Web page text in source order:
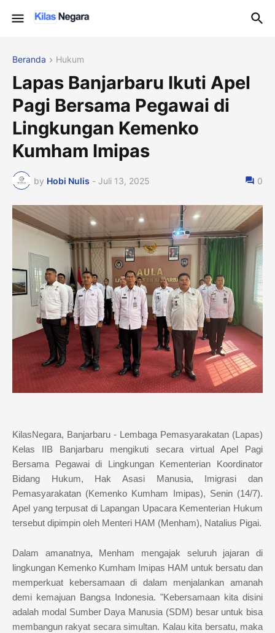
Beranda Hukum
Lapas Banjarbaru Ikuti Apel
Pagi Bersama Pegawai di
Lingkungan Kemenko
Kumham Imipas
by Hobi Nulis - Juli 13, 2025 0
KilasNegara, Banjarbaru - Lembaga Pemasyarakatan (Lapas)
Kelas IIB Banjarbaru mengikuti secara virtual Apel Pagi
Bersama Pegawai di Lingkungan Kementerian Koordinator
Bidang Hukum, Hak Asasi Manusia, Imigrasi dan
Pemasyarakatan (Kemenko Kumham Imipas), Senin (14/7).
Apel yang terpusat di Lapangan Upacara Kementerian Hukum
tersebut dipimpin oleh Menteri HAM (Menham), Natalius Pigai.
Dalam amanatnya, Menham mengajak seluruh jajaran di
lingkungan Kemenko Kumham Imipas HAM untuk bersatu dan
memperkuat kebersamaan di dalam menjalankan amanah
demi kemajuan Bangsa Indonesia. "Kebersamaan kita disini
adalah modal Sumber Daya Manusia (SDM) besar untuk bisa
membangun rakyat secara simultan. Kalau kita bersatu, maka